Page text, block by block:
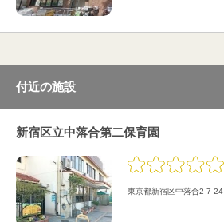
付近の施設
新宿区立中落合第二保育園
東京都新宿区中落合2-7-24